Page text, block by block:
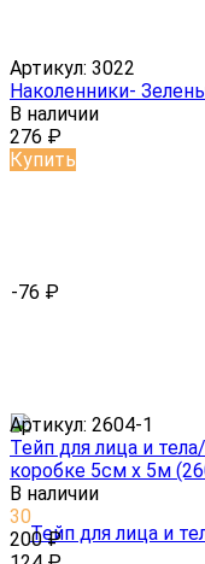
Артикул: 3022
Наколенники-
В наличии
276 ₽
Купить
-76 ₽
Артикул: 2604-1
Тейп для лица и
коробке 5см х 5м
В наличии
30
200₽